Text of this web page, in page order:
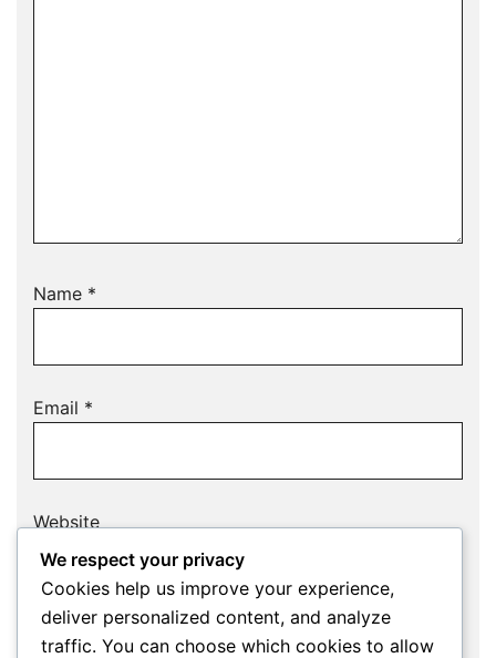
Name *
Email *
Website
Save my name, email, and website in this
We respect your privacy
Cookies help us improve your experience,
deliver personalized content, and analyze
traffic. You can choose which cookies to allow